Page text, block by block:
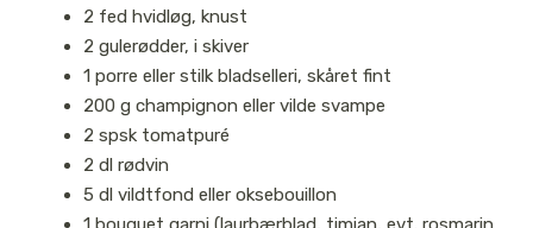
2 fed hvidløg, knust
2 gulerødder, i skiver
1 porre eller stilk bladselleri, skåret fint
200 g champignon eller vilde svampe
2 spsk tomatpuré
2 dl rødvin
5 dl vildtfond eller oksebouillon